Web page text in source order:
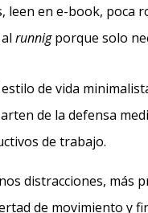
leen en e-book, poca
alrunnigporque solo
de vida
de la defensa
de trabajo.
distracciones, más
de movimiento y